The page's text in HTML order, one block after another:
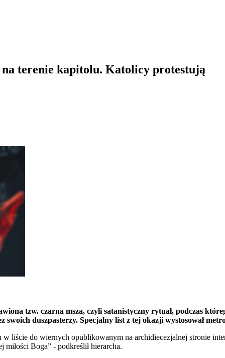
terenie kapitolu. Katolicy protestują
tzw. czarna msza, czyli satanistyczny rytuał, podczas
duszpasterzy. Specjalny list z tej okazji wystosował
w liście do wiernych opublikowanym na archidiecezjalnej stronie
Boga” - podkreślił hierarcha.